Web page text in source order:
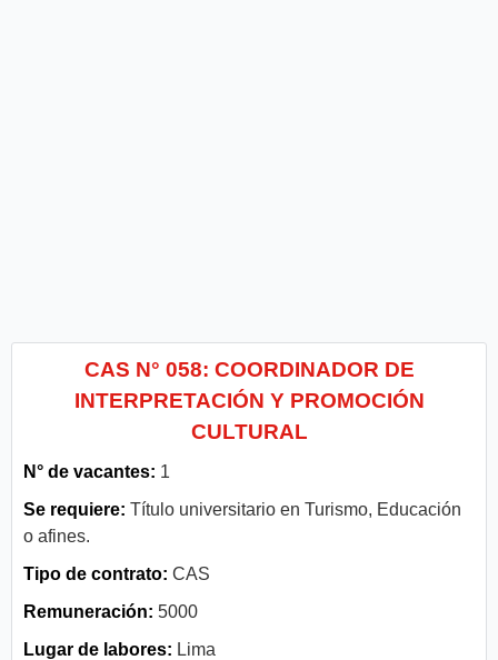
CAS N° 058: COORDINADOR DE
INTERPRETACIÓN Y PROMOCIÓN
CULTURAL
N° de vacantes: 1
Se requiere: Título universitario en Turismo, Educación
o afines.
Tipo de contrato: CAS
Remuneración: 5000
Lugar de labores: Lima